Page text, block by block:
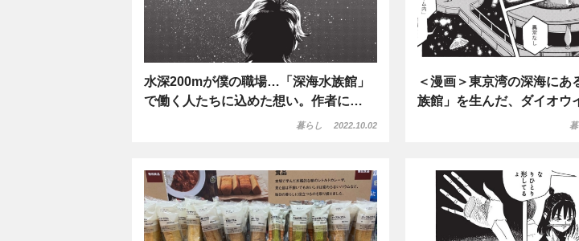
水深200mが僕の職場…「深海水族館」
で働く人たちに込めた想い。作者に…
暮らし 2022.10.02
＜漫画＞東京湾の深海にあ
族館」を生んだ、ダイオウ